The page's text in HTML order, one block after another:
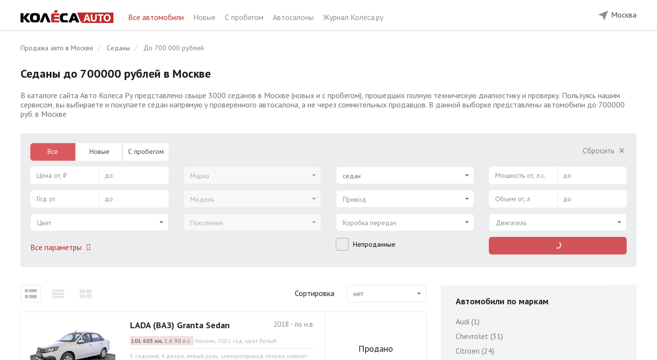
Все автомобили Новые С пробегом Автосалоны Журнал Колёса.ру Москва
Продажа авто в Москве Седаны До 700 000 рублей
Седаны до 700000 рублей в Москве
В каталоге сайта Авто Колеса Ру представлено свыше 3000 седанов в Москве (новых и с пробегом), прошедших полную техническую диагностику и проверку. Пользуясь нашим
сервисом, вы выбираете и покупаете седан напрямую у проверенного автосалона, а не через сомнительных продавцов. В данной выборке представлены автомобили до 700000
руб. в Москве
Все Новые С пробегом
Цена от, ₽ до
Год от до
Цвет
Все параметры
Марка
Модель
Поколение
седан
Привод
Коробка передач
Непроданные
Сбросить ✕
Мощность от, л.с. до
Объем от, л до
Двигатель
Сортировка нет
2018 - по н.в.
LADA (ВАЗ) Granta Sedan
101 603 км,1.6 90 л.с. бензин, 2022 год, цвет белый
5 сидений, 4 двери, левый руль, электропривод зекрал, климат-
Продано
Автомобили по маркам
Audi (1)
Chevrolet (31)
Citroen (24)